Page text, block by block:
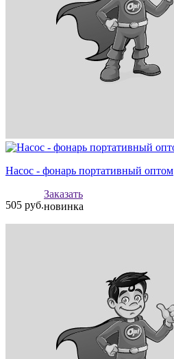
Насос - фонарь портативный оптом
505 руб.
Заказать
новинка